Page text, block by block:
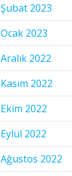
Şubat 2023
Ocak 2023
Aralık 2022
Kasım 2022
Ekim 2022
Eylül 2022
Ağustos 2022